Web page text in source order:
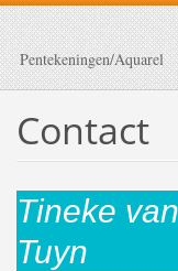
Pentekeningen/Aquarel
Contact
Tineke
Tuyn